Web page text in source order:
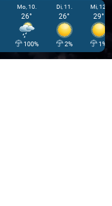
Mo, 10.
26°
100%
Di, 11.
26°
2%
Mi, 12.
29°
1%